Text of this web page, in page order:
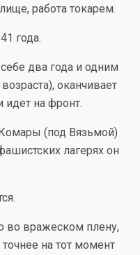
работа токарем.
года.
два года и одним
оканчивает
идет на фронт.
(под Вязьмой)
лагерях он
во вражеском плену,
на тот момент